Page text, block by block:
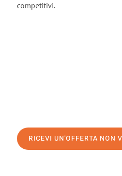
competitivi.
RICEVI UN'OFFERTA NON